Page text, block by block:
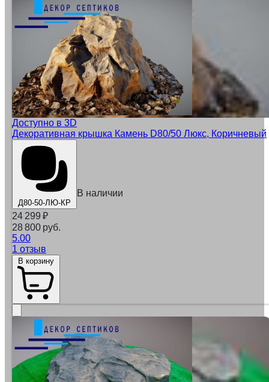
Доступно в 3D
Декоративная крышка Камень D80/50 Люкс, Коричневый
Д80-50-ЛЮ-КР
В наличии
24 299 ₽
28 800 руб.
5.00
1 отзыв